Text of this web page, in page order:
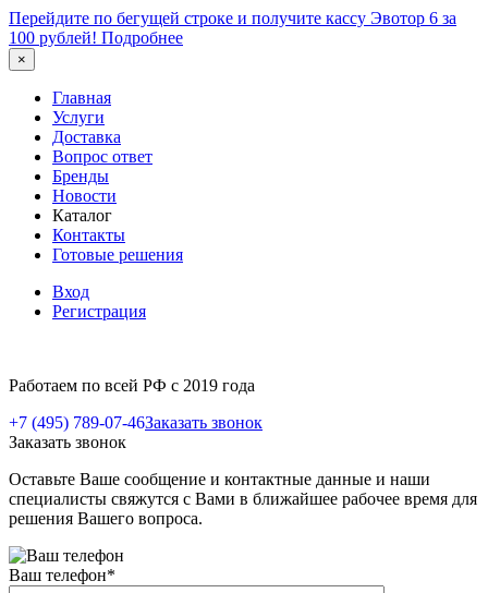
Перейдите по бегущей строке и получите кассу Эвотор 6 за
100 рублей! Подробнее
×
Главная
Услуги
Доставка
Вопрос ответ
Бренды
Новости
Каталог
Контакты
Готовые решения
Вход
Регистрация
Работаем по всей РФ с 2019 года
+7 (495) 789-07-46Заказать звонок
Заказать звонок
Оставьте Ваше сообщение и контактные данные и наши
специалисты свяжутся с Вами в ближайшее рабочее время для
решения Вашего вопроса.
Ваш телефон*